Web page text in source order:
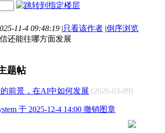
11-4 09:48:19 |只看该作者 |倒序浏览
还能往哪方面发展
题帖
前景，在AI中如何发展 (2026-03-09)
于 2025-12-4 14:00 撤销图章